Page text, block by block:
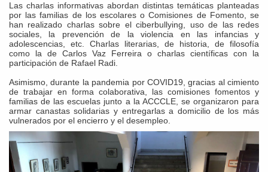
Las charlas informativas abordan distintas temáticas planteadas
por las familias de los escolares o Comisiones de Fomento, se
han realizado charlas sobre el ciberbullying, uso de las redes
sociales, la prevención de la violencia en las infancias y
adolescencias, etc. Charlas literarias, de historia, de filosofía
como la de Carlos Vaz Ferreira o charlas científicas con la
participación de Rafael Radi.
Asimismo, durante la pandemia por COVID19, gracias al cimiento
de trabajar en forma colaborativa, las comisiones fomentos y
familias de las escuelas junto a la ACCCLE, se organizaron para
armar canastas solidarias y entregarlas a domicilio de los más
vulnerados por el encierro y el desempleo.